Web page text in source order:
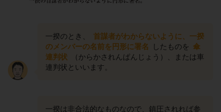
一揆のとき、
首謀者がわからないように、一揆
のメンバーの名前を円形に署名
したものを 傘
連判状
（からかされんぱんじょう）、または車
連判状といいます。
一揆は非合法的なものなので、鎮圧されれば参